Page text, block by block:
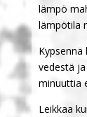
lämpö
lämpötila
vedestä
minuuttia
Leikkaa